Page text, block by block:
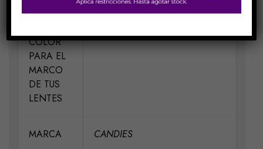
COLOR
PARA EL
MARCO
DE TUS
LENTES
MARCA CANDIES